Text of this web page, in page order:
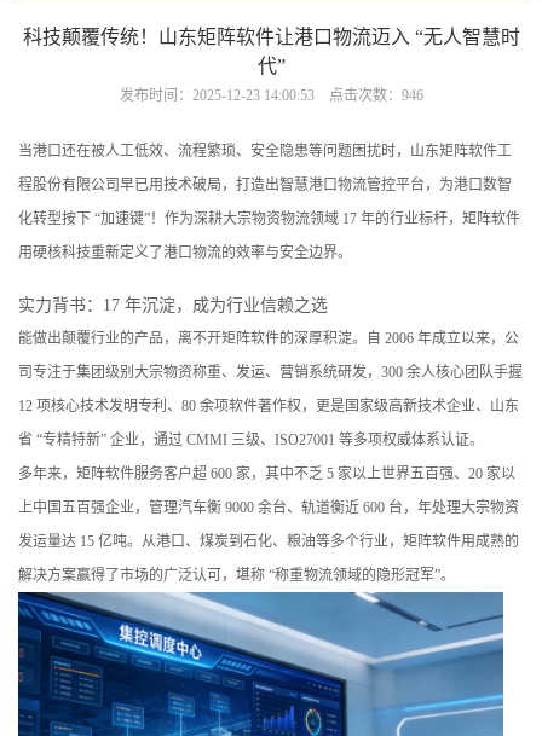
科技颠覆传统！山东矩阵软件让港口物流迈入 “无人智慧时
代”
发布时间：2025-12-23 14:00:53 点击次数：946
当港口还在被人工低效、流程繁琐、安全隐患等问题困扰时，山东矩阵软件工
程股份有限公司早已用技术破局，打造出智慧港口物流管控平台，为港口数智
化转型按下 “加速键”！作为深耕大宗物资物流领域 17 年的行业标杆，矩阵软件
用硬核科技重新定义了港口物流的效率与安全边界。
实力背书：17 年沉淀，成为行业信赖之选
能做出颠覆行业的产品，离不开矩阵软件的深厚积淀。自 2006 年成立以来，公
司专注于集团级别大宗物资称重、发运、营销系统研发，300 余人核心团队手握
12 项核心技术发明专利、80 余项软件著作权，更是国家级高新技术企业、山东
省 “专精特新” 企业，通过 CMMI 三级、ISO27001 等多项权威体系认证。
多年来，矩阵软件服务客户超 600 家，其中不乏 5 家以上世界五百强、20 家以
上中国五百强企业，管理汽车衡 9000 余台、轨道衡近 600 台，年处理大宗物资
发运量达 15 亿吨。从港口、煤炭到石化、粮油等多个行业，矩阵软件用成熟的
解决方案赢得了市场的广泛认可，堪称 “称重物流领域的隐形冠军”。